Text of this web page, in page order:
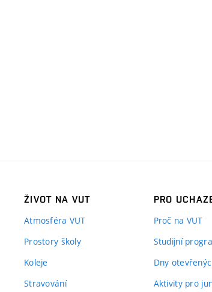
ŽIVOT NA VUT
Atmosféra VUT
Prostory školy
Koleje
Stravování
PRO
Proč na VUT
Studijní
Dny
Aktivity pro